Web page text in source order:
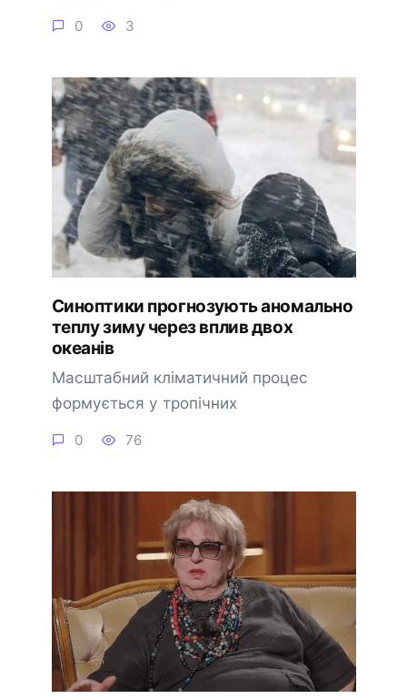
0 3
Синоптики прогнозують аномально
теплу зиму через вплив двох
океанів
Масштабний кліматичний процес
формується у тропічних
0 76